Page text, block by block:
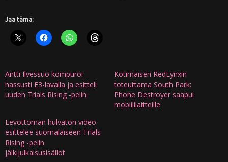
Jaa tämä:
Antti Ilvessuo kompuroi
hassusti E3-lavalla ja esitteli
uuden Trials Rising -pelin
Kotimaisen RedLynxin
toteuttama South Park:
Phone Destroyer saapui
mobiililaitteille
Levottoman hulvaton video
esittelee suomalaiseen Trials
Rising -pelin
jälkijulkaisusisällöt